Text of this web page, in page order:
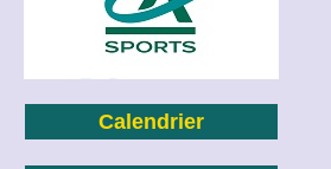
Calendrier